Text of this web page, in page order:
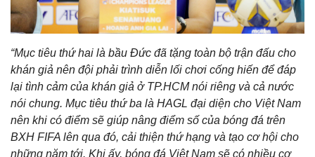
“Mục tiêu thứ hai là bầu Đức đã tặng toàn bộ trận đấu cho
khán giả nên đội phải trình diễn lối chơi cống hiến để đáp
lại tình cảm của khán giả ở TP.HCM nói riêng và cả nước
nói chung. Mục tiêu thứ ba là HAGL đại diện cho Việt Nam
nên khi có điểm sẽ giúp nâng điểm số của bóng đá trên
BXH FIFA lên qua đó, cải thiện thứ hạng và tạo cơ hội cho
những năm tới. Khi ấy, bóng đá Việt Nam sẽ có nhiều cơ